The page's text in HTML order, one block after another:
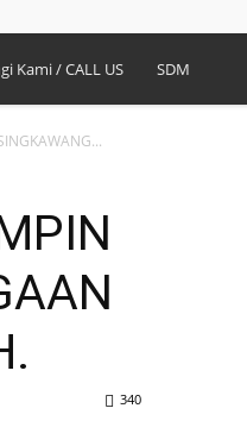
Kami / CALL US SDM
340